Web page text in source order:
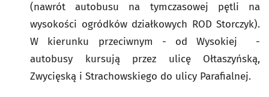
(nawrót autobusu na tymczasowej pętli na
wysokości ogródków działkowych ROD Storczyk).
W kierunku przeciwnym - od Wysokiej -
autobusy kursują przez ulicę Ołtaszyńską,
Zwycięską i Strachowskiego do ulicy Parafialnej.